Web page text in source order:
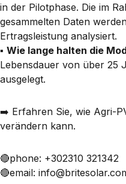
in der Pilotphase. Die im
gesammelten Daten
Ertragsleistung analysiert.
▪️ Wie lange halten die
Lebensdauer von über 25
ausgelegt.
➡️ Erfahren Sie, wie Agri-
verändern kann.
🔴phone: +302310 321342
🔴email: